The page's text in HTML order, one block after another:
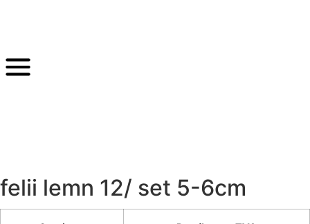
felii lemn 12/ set 5-6cm